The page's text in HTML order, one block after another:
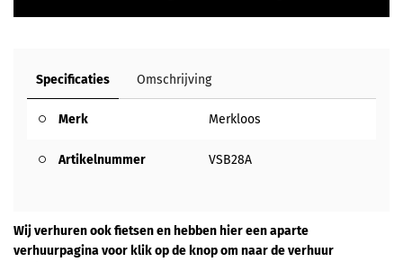
Specificaties Omschrijving
Merk Merkloos
Artikelnummer VSB28A
Wij verhuren ook fietsen en hebben hier een aparte
verhuurpagina voor klik op de knop om naar de verhuur